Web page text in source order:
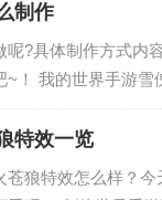
制作
?具体制作方式内
！ 我的世界手游
雪球可以合成一个
特效一览
狼特效怎么样？